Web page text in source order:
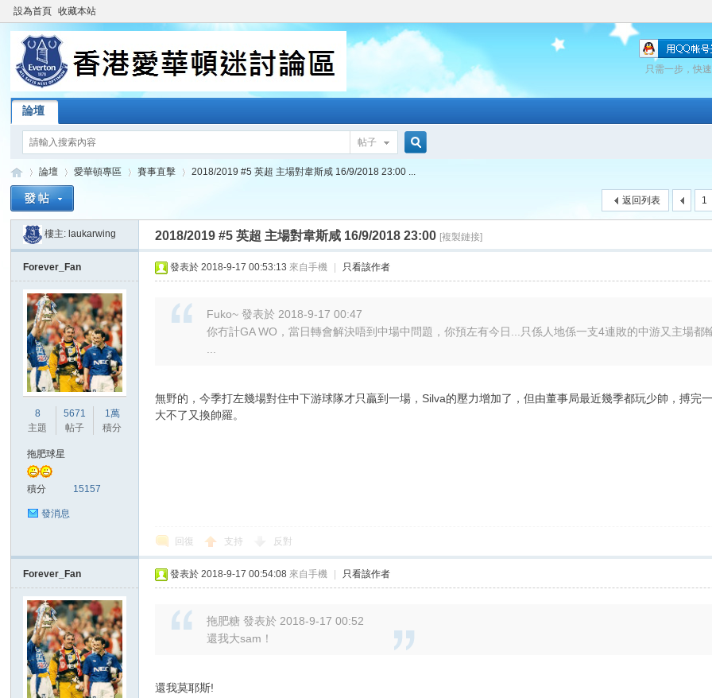
設為首頁 收藏本站
只需一步，快
論壇
帖子
索
愛
»
論壇
›
愛華頓專區 賽事直擊
›
2018/2019 #5 英超 主場對韋斯咸 16/9/2018 23:00 ...
1
返回列表
樓主: laukarwing 2018/2019 #5 英超 主場對韋斯咸 16/9/2018 23:00 [複製鏈接]
Forever_Fan
8
主題
5671
帖子
1萬
積分
拖肥球星
積分 15157
發消息
發表於 2018-9-17 00:53:13 來自手機 只看該作者
Fuko~ 發表於 2018-9-17 00:47
你冇計GA WO，當日轉會解決唔到中場中問題，你預左有今日...只係人地係一支4連敗的中游又主場都
無野的，今季打左幾場對住中下游球隊才只贏到一場，Silva的壓力增加了，但由董事局最近幾季都玩少帥，搏完
大不了又換帥羅。
回復 支持 反對
Forever_Fan 發表於 2018-9-17 00:54:08 來自手機 只看該作者
拖肥糖 發表於 2018-9-17 00:52
還我大sam！
還我莫耶斯!